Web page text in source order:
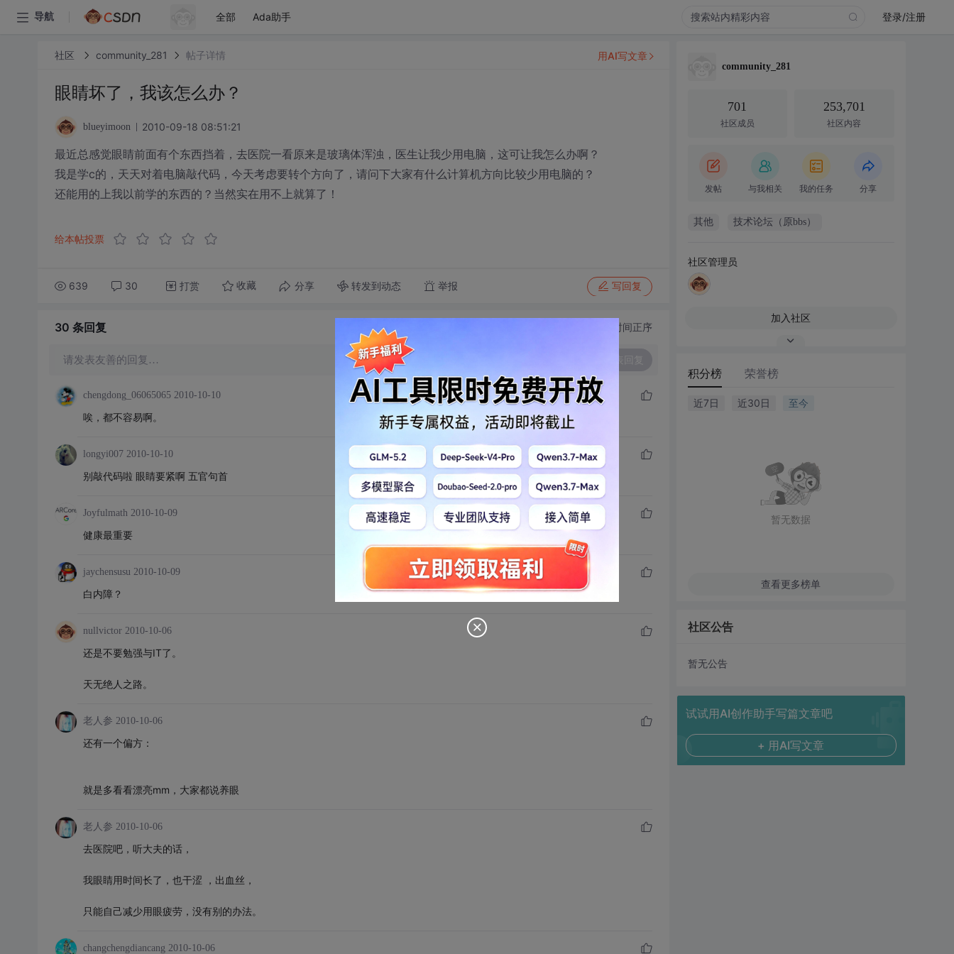
导航 全部 Ada助手 登录/注册
社区 community_281 帖子详情
眼睛坏了，我该怎么办？
blueyimoon 2010-09-18 08:51:21
最近总感觉眼睛前面有个东西挡着，去医院一看原来是玻璃体浑浊，医生让我少用电脑，这可让我怎么办啊？
我是学c的，天天对着电脑敲代码，今天考虑要转个方向了，请问下大家有什么计算机方向比较少用电脑的？
还能用的上我以前学的东西的？当然实在用不上就算了！
给本帖投票
639 30 打赏 收藏 分享 转发到动态 举报 写回复
用AI写文章
30 条回复 切换为时间正序
请发表友善的回复…
chengdong_06065065 2010-10-10
唉，都不容易啊。
longyi007 2010-10-10
别敲代码啦 眼睛要紧啊 五官句首
Joyfulmath 2010-10-09
健康最重要
jaychensusu 2010-10-09
白内障？
nullvictor 2010-10-06
还是不要勉强与IT了。
天无绝人之路。
老人参 2010-10-06
还有一个偏方：
就是多看看漂亮mm，大家都说养眼
老人参 2010-10-06
去医院吧，听大夫的话，
我眼睛用时间长了，也干涩 ，出血丝，
只能自己减少用眼疲劳，没有别的办法。
changchengdiancang 2010-10-06
community_281
701
社区成员
253,701
社区内容
发帖 与我相关 我的任务 分享
其他 技术论坛（原bbs）
社区管理员
加入社区
积分榜 荣誉榜
近7日 近30日 至今
暂无数据
查看更多榜单
社区公告
暂无公告
试试用AI创作助手写篇文章吧
+ 用AI写文章